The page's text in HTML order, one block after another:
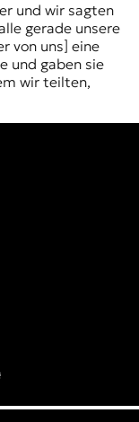
und wir sagten
gerade unsere
von uns] eine
und gaben sie
wir teilten,